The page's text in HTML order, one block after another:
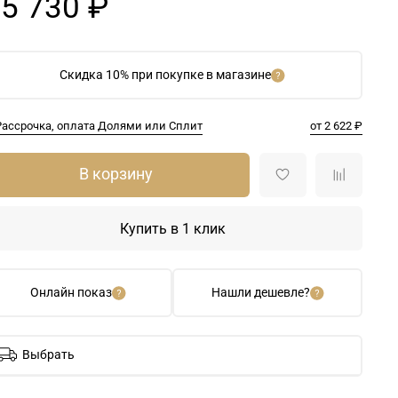
Скидка 10% при покупке в магазине
оплата Долями или Сплит от 2 622 ₽
730 ₽
Онлайн показ Нашли дешевле?
В корзину
Купить в 1 клик
Выбрать